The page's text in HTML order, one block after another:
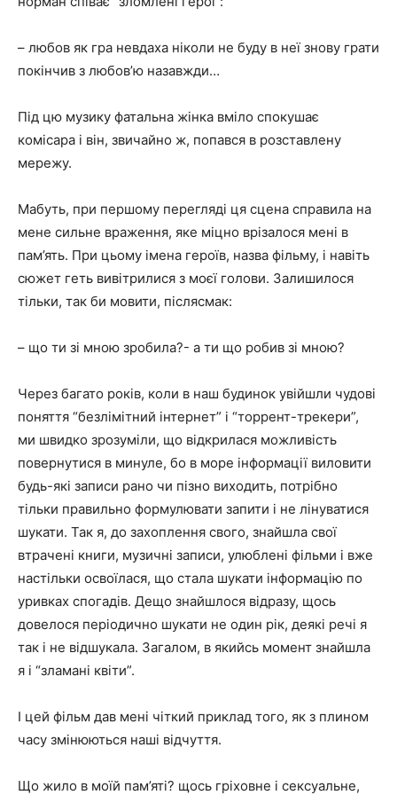
– любов як гра невдаха ніколи не буду в неї знову грати
покінчив з любов’ю назавжди…
Під цю музику фатальна жінка вміло спокушає
комісара і він, звичайно ж, попався в розставлену
мережу.
Мабуть, при першому перегляді ця сцена справила на
мене сильне враження, яке міцно врізалося мені в
пам’ять. При цьому імена героїв, назва фільму, і навіть
сюжет геть вивітрилися з моєї голови. Залишилося
тільки, так би мовити, післясмак:
– що ти зі мною зробила?- а ти що робив зі мною?
Через багато років, коли в наш будинок увійшли чудові
поняття “безлімітний інтернет” і “торрент-трекери”,
ми швидко зрозуміли, що відкрилася можливість
повернутися в минуле, бо в море інформації виловити
будь-які записи рано чи пізно виходить, потрібно
тільки правильно формулювати запити і не лінуватися
шукати. Так я, до захоплення свого, знайшла свої
втрачені книги, музичні записи, улюблені фільми і вже
настільки освоїлася, що стала шукати інформацію по
уривках спогадів. Дещо знайшлося відразу, щось
довелося періодично шукати не один рік, деякі речі я
так і не відшукала. Загалом, в якийсь момент знайшла
я і “зламані квіти”.
І цей фільм дав мені чіткий приклад того, як з плином
часу змінюються наші відчуття.
Що жило в моїй пам’яті? щось гріховне і сексуальне,